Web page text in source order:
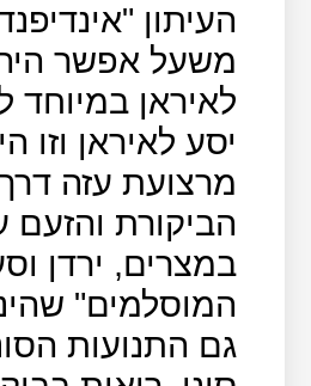
משעל אפשר
לאיראן
יסע לאיראן
מרצועת עזה
הביקורת והזעם
במצרים, ירדן
המוסלמים"
גם התנועות